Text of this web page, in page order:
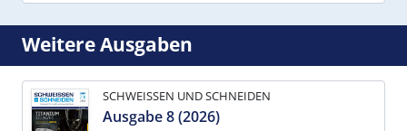
Weitere Ausgaben
SCHWEISSEN UND SCHNEIDEN
Ausgabe 8 (2026)